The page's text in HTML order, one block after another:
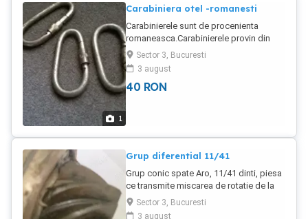
1
Carabiniera otel -romanesti
Carabinierele sunt de procenienta
romaneasca.Carabinierele provin din
dezmembrarea centurilor de
siguranta.Sunt cele mai sigure
carabiniere, verificate in timp.Pretul este
per bucata
Sector 3, Bucuresti
3 august
40 RON
Grup diferential 11/41
Grup conic spate Aro, 11/41 dinti, piesa
ce transmite miscarea de rotatie de la
axul cardan la planetare. Pentru ARO 244
si nu numai. Grup nou
Sector 3, Bucuresti
3 august